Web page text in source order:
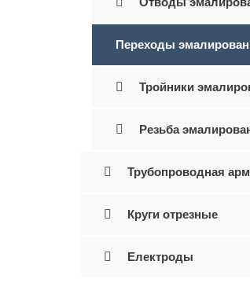
Переходы
Тройники
Резьба
Трубопроводная
Круги отрезные
Електроды